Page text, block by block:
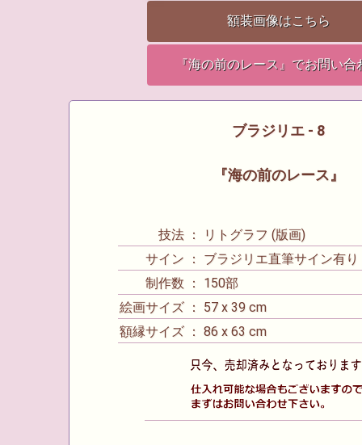
額装画像はこちら
『海の前のレース』でお問い合
ブラジリエ - 8
『海の前のレース』
技法 ： リトグラフ (版画)
サイン ： ブラジリエ直筆サイン有り
制作数 ： 150部
絵画サイズ ： 57 x 39 cm
額縁サイズ ： 86 x 63 cm